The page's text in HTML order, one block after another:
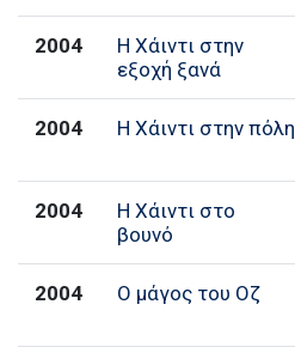
2004
Η Χάιντι στην
εξοχή ξανά
2004 Η Χάιντι στην πόλη
2004
Η Χάιντι στο
βουνό
2004 Ο μάγος του Οζ